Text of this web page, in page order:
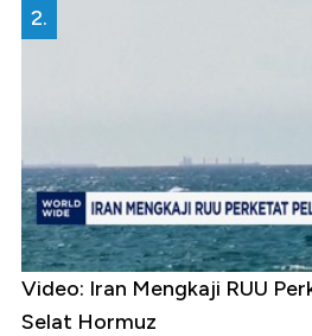
2.
Video: Iran Mengkaji RUU
Selat Hormuz